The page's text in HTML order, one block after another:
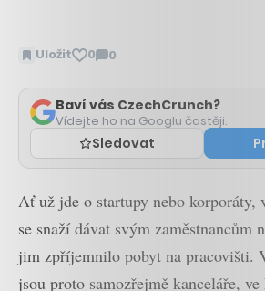
Uložit 0 0
Zobrazit
Baví vás CzechCrunch?
Vídejte ho na Googlu častěji.
Sledovat
Ať už jde o startupy nebo korporáty,
se snaží dávat svým zaměstnancům
jim zpříjemnilo pobyt na pracovišti.
jsou proto samozřejmě kanceláře,